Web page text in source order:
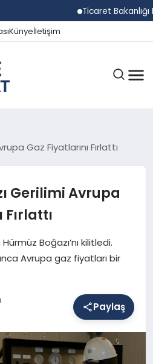
Ticaret Bakanlığı
Künyeİletişim
Gaz Fiyatlarını Fırlattı
Gerilimi Avrupa
Boğazı’nı kilitledi.
Avrupa gaz fiyatları bir
Paylaş